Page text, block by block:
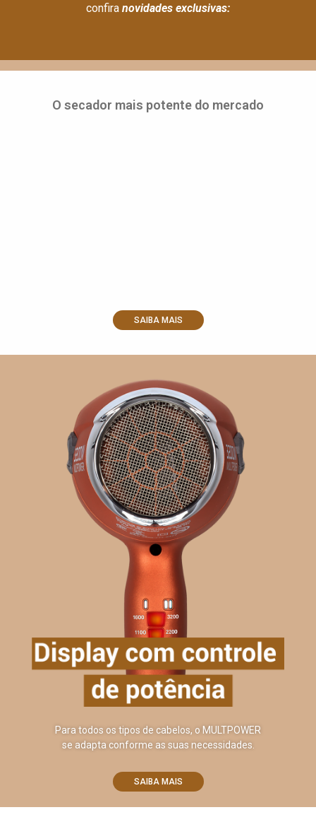
confira novidades exclusivas:
O secador mais potente do mercado
SAIBA MAIS
Para todos os tipos de cabelos, o MULTPOWER
se adapta conforme as suas necessidades.
SAIBA MAIS